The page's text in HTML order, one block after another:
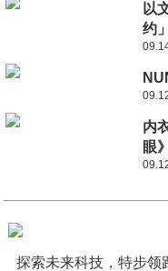
以
约
内
眼
探索未来科技，特步领